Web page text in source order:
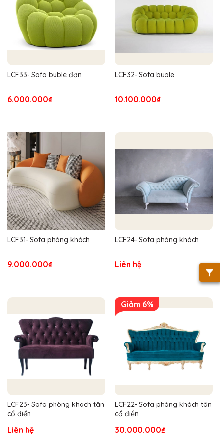
LCF33- Sofa buble đơn
6.000.000₫
LCF32- Sofa buble
10.100.000₫
LCF31- Sofa phòng khách
9.000.000₫
LCF24- Sofa phòng khách
Liên hệ
LCF23- Sofa phòng khách tân
cổ điển
Liên hệ
Giảm 6%
LCF22- Sofa phòng khách tân
cổ điển
30.000.000₫